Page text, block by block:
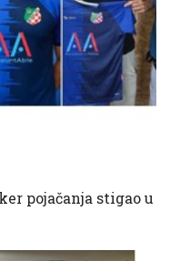
pojačanja stigao u